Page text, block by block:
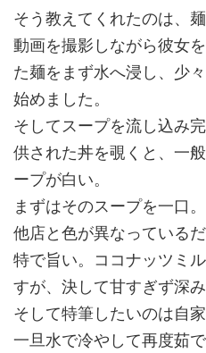
そう教えてくれたのは、
動画を撮影しながら彼女
た麺をまず水へ浸し、少
始めました。
そしてスープを流し込み完
供された丼を覗くと、一
ープが白い。
まずはそのスープを一口。
他店と色が異なっている
特で旨い。ココナッツミ
すが、決して甘すぎず深み
そして特筆したいのは自家
一旦水で冷やして再度茹